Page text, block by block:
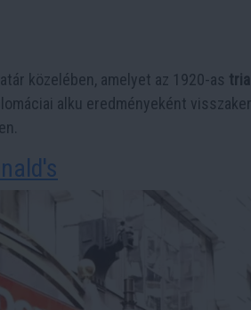
közelében, amelyet az 1920-as
alku eredményeként